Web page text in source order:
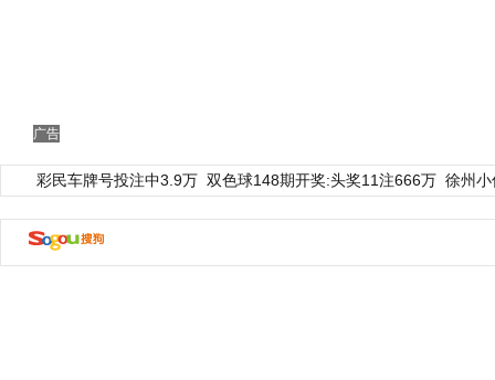
广告
彩民车牌号投注中3.9万 双色球148期开奖:头奖11注666万 徐州